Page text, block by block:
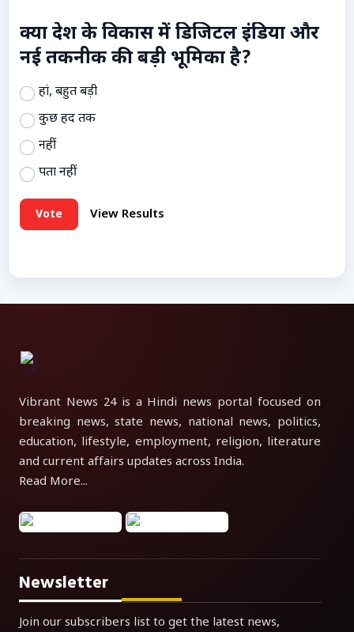
क्या देश के विकास में डिजिटल इंडिया और
नई तकनीक की बड़ी भूमिका है?
हां, बहुत बड़ी
कुछ हद तक
नहीं
पता नहीं
Vote View Results
Vibrant News 24 is a Hindi news portal focused on
breaking news, state news, national news, politics,
education, lifestyle, employment, religion, literature
and current affairs updates across India.
Read More...
Newsletter
Join our subscribers list to get the latest news,